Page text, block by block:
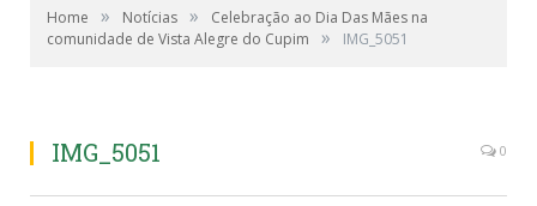
Home » Notícias »
Celebração ao Dia Das Mães na
comunidade de Vista Alegre do Cupim
» IMG_5051
IMG_5051 0